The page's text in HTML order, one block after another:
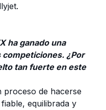
ha ganado una
¿Por
tan fuerte en este
proceso de hacerse
equilibrada y